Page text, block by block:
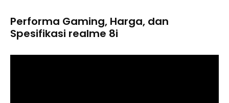
Performa Gaming, Harga, dan
Spesifikasi realme 8i